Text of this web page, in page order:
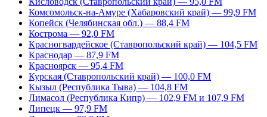
Комсомольск-на-Амуре (Хабаровский край) — 99,9 FM
Копейск (Челябинская обл.) — 88,4 FM
Кострома — 92,0 FM
Красногвардейское (Ставропольский край) — 104,5 FM
Краснодар — 87,9 FM
Красноярск — 95,4 FM
Курская (Ставропольский край) — 100,0 FM
Кызыл (Республика Тыва) — 104,8 FM
Лимасол (Республика Кипр) — 102,9 FM и 107,9 FM
Липецк — 97,9 FM